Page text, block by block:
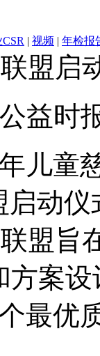
| 视频 | 年检报
盟启
益时
儿童
启动
盟旨
方案
最优